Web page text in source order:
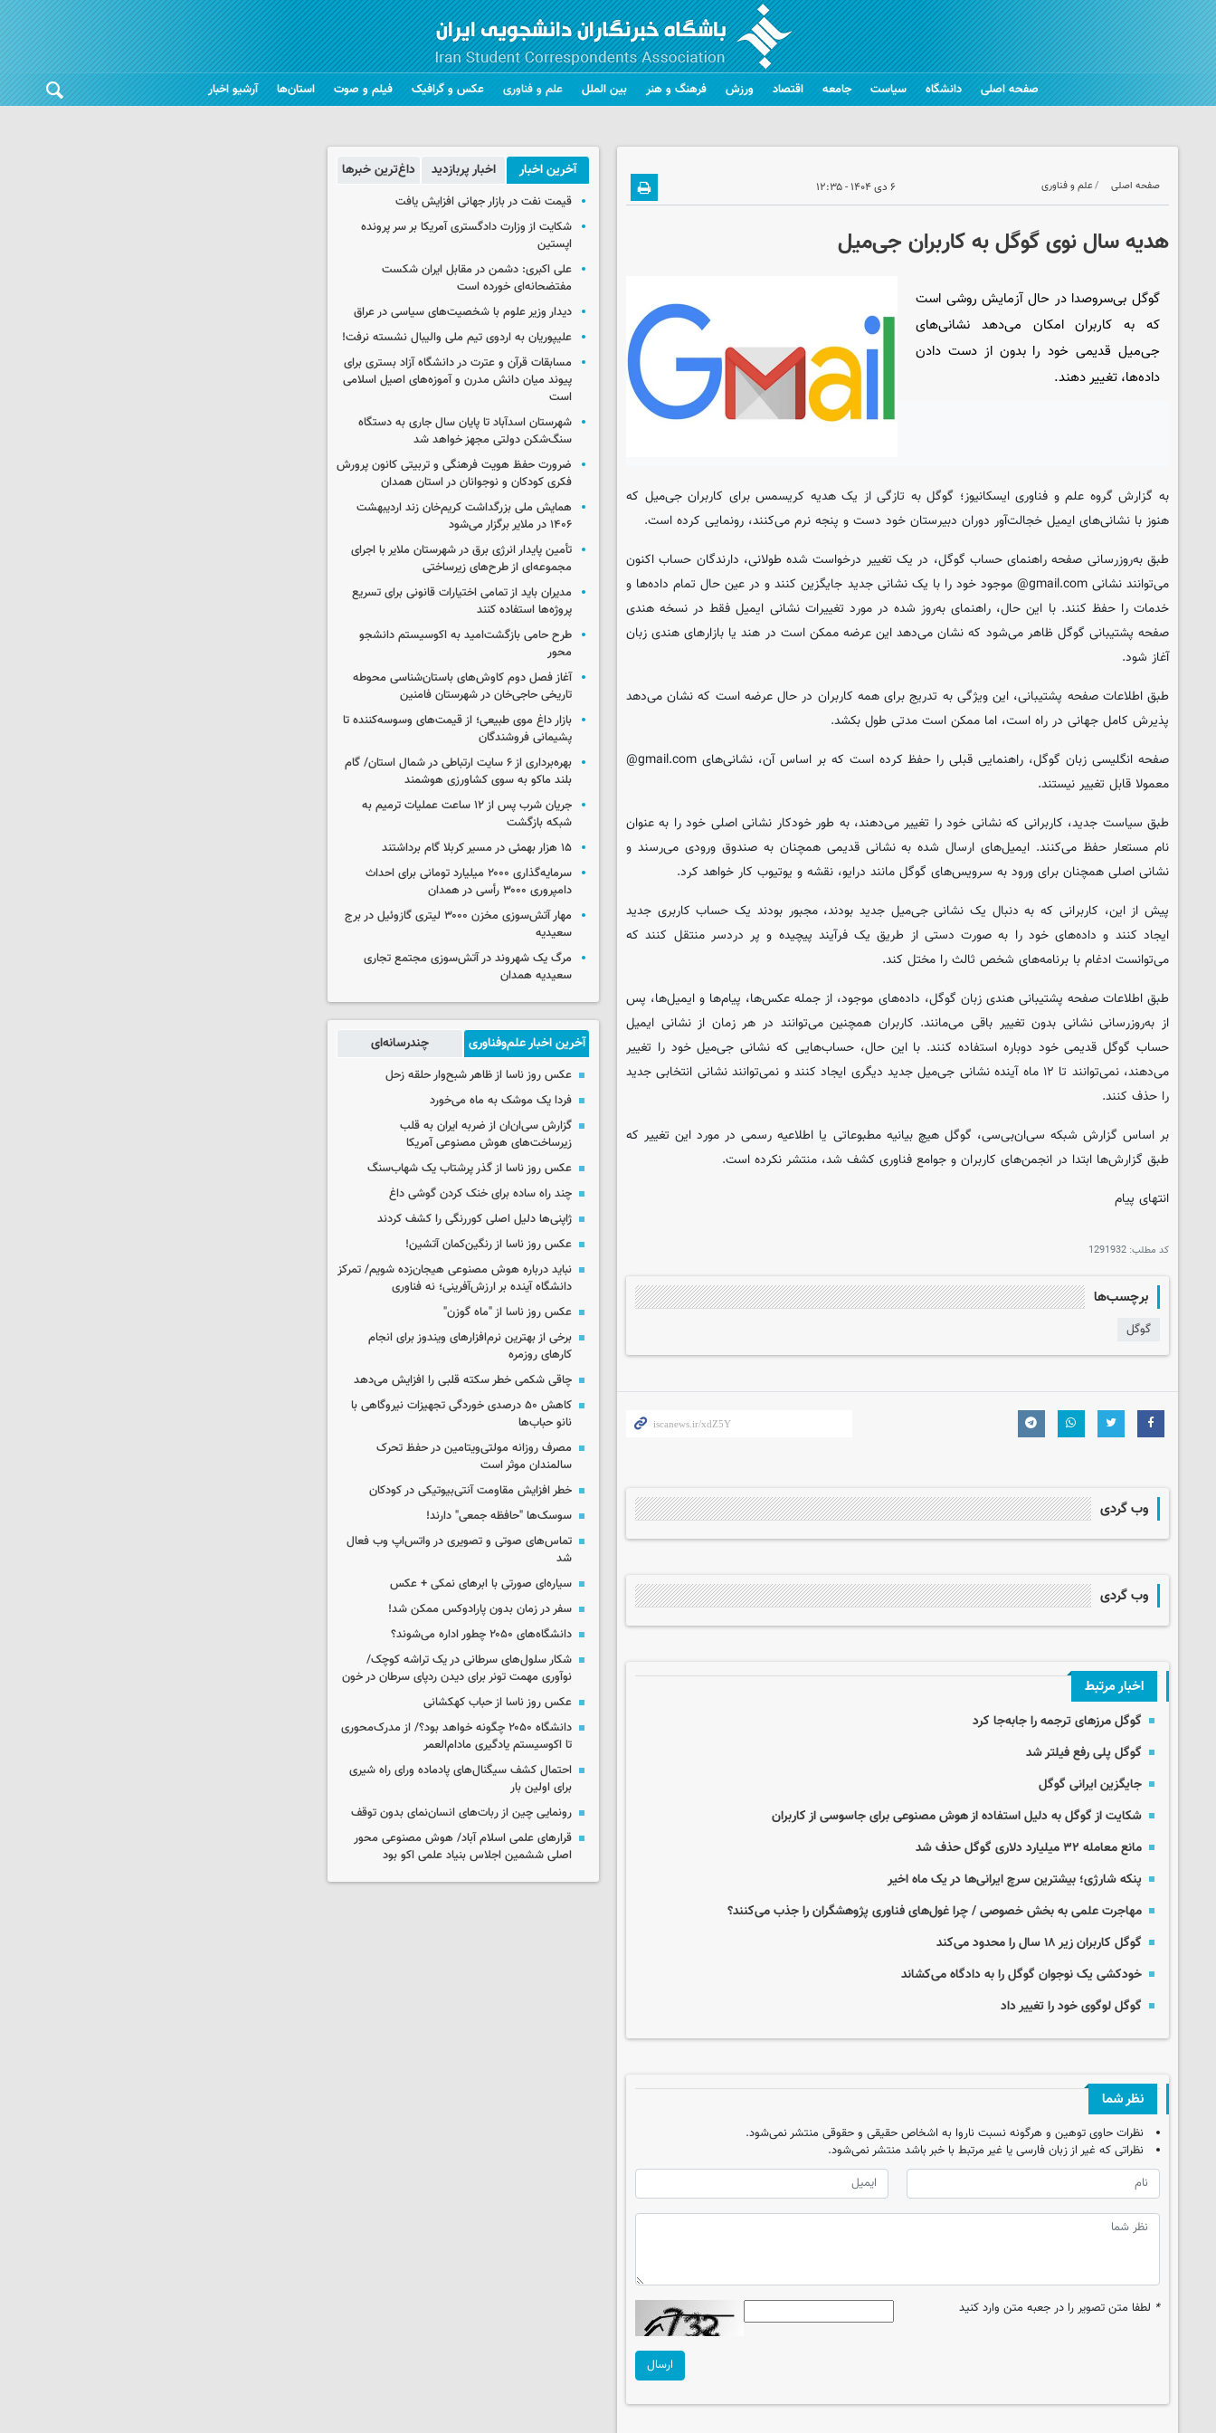
صفحه اصلی دانشگاه سیاست جامعه اقتصاد ورزش فرهنگ و هنر بین الملل علم و فناوری عکس و گرافیک فیلم و صوت استان‌ها آرشیو اخبار
صفحه اصلی علم و فناوری ۶ دی ۱۴۰۴ - ۱۲:۳۵
هدیه سال نوی گوگل به کاربران جی‌میل
گوگل بی‌سروصدا در حال آزمایش روشی است
که به کاربران امکان می‌دهد نشانی‌های
جی‌میل قدیمی خود را بدون از دست دادن
داده‌ها، تغییر دهند.
به گزارش گروه علم و فناوریایسکانیوز؛ گوگل به تازگی از یک هدیه کریسمس برای کاربران جی‌میل که
هنوز با نشانی‌های ایمیل خجالت‌آور دوران دبیرستان خود دست و پنجه نرم می‌کنند، رونمایی کرده است.
طبق به‌روزرسانی صفحه راهنمای حساب گوگل، در یک تغییر درخواست‌ شده طولانی، دارندگان حساب اکنون
می‌توانند نشانی gmail.com@ موجود خود را با یک نشانی جدید جایگزین کنند و در عین حال تمام داده‌ها و
خدمات را حفظ کنند. با این حال، راهنمای به‌روز شده در مورد تغییرات نشانی ایمیل فقط در نسخه هندی
صفحه پشتیبانی گوگل ظاهر می‌شود که نشان می‌دهد این عرضه ممکن است در هند یا بازارهای هندی‌ زبان
آغاز شود.
طبق اطلاعات صفحه پشتیبانی، این ویژگی به تدریج برای همه کاربران در حال عرضه است که نشان می‌دهد
پذیرش کامل جهانی در راه است، اما ممکن است مدتی طول بکشد.
صفحه انگلیسی زبان گوگل، راهنمایی قبلی را حفظ کرده است که بر اساس آن، نشانی‌های gmail.com@
معمولا قابل تغییر نیستند.
طبق سیاست جدید، کاربرانی که نشانی خود را تغییر می‌دهند، به طور خودکار نشانی اصلی خود را به عنوان
نام مستعار حفظ می‌کنند. ایمیل‌های ارسال شده به نشانی قدیمی همچنان به صندوق ورودی می‌رسند و
نشانی اصلی همچنان برای ورود به سرویس‌های گوگل مانند درایو، نقشه و یوتیوب کار خواهد کرد.
پیش از این، کاربرانی که به دنبال یک نشانی جی‌میل جدید بودند، مجبور بودند یک حساب کاربری جدید
ایجاد کنند و داده‌های خود را به صورت دستی از طریق یک فرآیند پیچیده و پر دردسر منتقل کنند که
می‌توانست ادغام با برنامه‌های شخص ثالث را مختل کند.
طبق اطلاعات صفحه پشتیبانی هندی زبان گوگل، داده‌های موجود، از جمله عکس‌ها، پیام‌ها و ایمیل‌ها، پس
از به‌روزرسانی نشانی بدون تغییر باقی می‌مانند. کاربران همچنین می‌توانند در هر زمان از نشانی ایمیل
حساب گوگل قدیمی خود دوباره استفاده کنند. با این حال، حساب‌هایی که نشانی جی‌میل خود را تغییر
می‌دهند، نمی‌توانند تا ۱۲ ماه آینده نشانی جی‌میل جدید دیگری ایجاد کنند و نمی‌توانند نشانی انتخابی جدید
را حذف کنند.
بر اساس گزارش شبکه سی‌ان‌بی‌سی، گوگل هیچ بیانیه مطبوعاتی یا اطلاعیه رسمی در مورد این تغییر که
طبق گزارش‌ها ابتدا در انجمن‌های کاربران و جوامع فناوری کشف شد، منتشر نکرده است.
انتهای پیام
کد مطلب: 1291932
برچسب‌ها
گوگل
وب گردی
وب گردی
اخبار مرتبط
گوگل مرزهای ترجمه را جابه‌جا کرد
گوگل پلی رفع فیلتر شد
جایگزین ایرانی گوگل
شکایت از گوگل به دلیل استفاده از هوش مصنوعی برای جاسوسی از کاربران
مانع معامله ۳۲ میلیارد دلاری گوگل حذف شد
پنکه شارژی؛ بیشترین سرچ ایرانی‌ها در یک ماه اخیر
مهاجرت علمی به بخش خصوصی / چرا غول‌های فناوری پژوهشگران را جذب می‌کنند؟
گوگل کاربران زیر ۱۸ سال را محدود می‌کند
خودکشی یک نوجوان گوگل را به دادگاه می‌کشاند
گوگل لوگوی خود را تغییر داد
نظر شما
نظرات حاوی توهین و هرگونه نسبت ناروا به اشخاص حقیقی و حقوقی منتشر نمی‌شود.
نظراتی که غیر از زبان فارسی یا غیر مرتبط با خبر باشد منتشر نمی‌شود.
* لطفا متن تصویر را در جعبه متن وارد کنید
ارسال
آخرین اخبار اخبار پربازدید داغ‌ترین خبرها
قیمت نفت در بازار جهانی افزایش یافت
شکایت از وزارت دادگستری آمریکا بر سر پرونده
اپستین
علی اکبری: دشمن در مقابل ایران شکست
مفتضحانه‌ای خورده است
دیدار وزیر علوم با شخصیت‌های سیاسی در عراق
علیپوریان به اردوی تیم ملی والیبال نشسته نرفت!
مسابقات قرآن و عترت در دانشگاه آزاد بستری برای
پیوند میان دانش مدرن و آموزه‌های اصیل اسلامی
است
شهرستان اسدآباد تا پایان سال جاری به دستگاه
سنگ‌شکن دولتی مجهز خواهد شد
ضرورت حفظ هویت فرهنگی و تربیتی کانون پرورش
فکری کودکان و نوجوانان در استان همدان
همایش ملی بزرگداشت کریم‌خان زند اردیبهشت
۱۴۰۶ در ملایر برگزار می‌شود
تأمین پایدار انرژی برق در شهرستان ملایر با اجرای
مجموعه‌ای از طرح‌های زیرساختی
مدیران باید از تمامی اختیارات قانونی برای تسریع
پروژه‌ها استفاده کنند
طرح حامی بازگشت‌امید به اکوسیستم دانشجو
محور
آغاز فصل دوم کاوش‌های باستان‌شناسی محوطه
تاریخی حاجی‌خان در شهرستان فامنین
بازار داغ موی طبیعی؛ از قیمت‌های وسوسه‌کننده تا
پشیمانی فروشندگان
بهره‌برداری از ۶ سایت ارتباطی در شمال استان/ گام
بلند ماکو به سوی کشاورزی هوشمند
جریان شرب پس از ۱۲ ساعت عملیات ترمیم به
شبکه بازگشت
۱۵ هزار بهمئی در مسیر کربلا گام برداشتند
سرمایه‌گذاری ۲۰۰۰ میلیارد تومانی برای احداث
دامپروری ۳۰۰۰ رأسی در همدان
مهار آتش‌سوزی مخزن ۳۰۰۰ لیتری گازوئیل در برج
سعیدیه
مرگ یک شهروند در آتش‌سوزی مجتمع تجاری
سعیدیه همدان
آخرین اخبار علم‌وفناوری چندرسانه‌ای
عکس روز ناسا از ظاهر شبح‌وار حلقه زحل
فردا یک موشک به ماه می‌خورد
گزارش سی‌ان‌ان از ضربه ایران به قلب
زیرساخت‌های هوش مصنوعی آمریکا
عکس روز ناسا از گذر پرشتاب یک شهاب‌سنگ
چند راه‌ ساده برای خنک کردن گوشی داغ
ژاپنی‌ها دلیل اصلی کوررنگی را کشف کردند
عکس روز ناسا از رنگین‌کمان آتشین!
نباید درباره هوش مصنوعی هیجان‌زده شویم/ تمرکز
دانشگاه آینده بر ارزش‌آفرینی؛ نه فناوری
عکس روز ناسا از "ماه گوزن"
برخی از بهترین نرم‌افزارهای ویندوز برای انجام
کارهای روزمره
چاقی شکمی خطر سکته قلبی را افزایش می‌دهد
کاهش ۵۰ درصدی خوردگی تجهیزات نیروگاهی با
نانو حباب‌ها
مصرف روزانه مولتی‌ویتامین در حفظ تحرک
سالمندان موثر است
خطر افزایش مقاومت آنتی‌بیوتیکی در کودکان
سوسک‌ها "حافظه جمعی" دارند!
تماس‌های صوتی و تصویری در واتس‌اپ وب فعال
شد
سیاره‌ای صورتی با ابرهای نمکی + عکس
سفر در زمان بدون پارادوکس ممکن شد!
دانشگاه‌های ۲۰۵۰ چطور اداره می‌شوند؟
شکار سلول‌های سرطانی در یک تراشه کوچک/
نوآوری مهمت تونر برای دیدن ردپای سرطان در خون
عکس روز ناسا از حباب کهکشانی
دانشگاه ۲۰۵۰ چگونه خواهد بود؟/ از مدرک‌محوری
تا اکوسیستم یادگیری مادام‌العمر
احتمال کشف سیگنال‌های پادماده ورای راه شیری
برای اولین بار
رونمایی چین از ربات‌های انسان‌نمای بدون توقف
قرارهای علمی اسلام آباد/ هوش مصنوعی محور
اصلی ششمین اجلاس بنیاد علمی اکو بود